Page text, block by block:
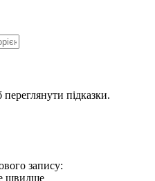
підказки.
запису:
швидше